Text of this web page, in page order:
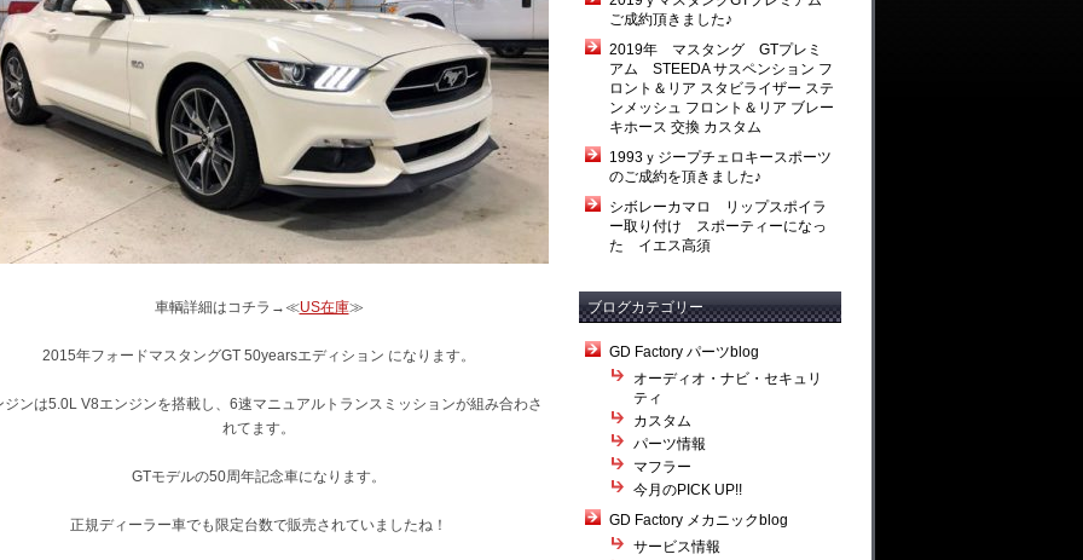
車輌詳細はコチラ→≪US在庫≫
2015年フォードマスタングGT 50yearsエディション になります。
ジンは5.0L V8エンジンを搭載し、6速マニュアルトランスミッションが組み合わさ
れてます。
GTモデルの50周年記念車になります。
正規ディーラー車でも限定台数で販売されていましたね！
ご成約頂きました♪
2019年 マスタング GTプレミ
アム STEEDA サスペンション フ
ロント＆リア スタビライザー ステ
ンメッシュ フロント＆リア ブレー
キホース 交換 カスタム
1993ｙジープチェロキースポーツ
のご成約を頂きました♪
シボレーカマロ リップスポイラ
ー取り付け スポーティーになっ
た イエス高須
ブログカテゴリー
GD Factory パーツblog
オーディオ・ナビ・セキュリ
ティ
カスタム
パーツ情報
マフラー
今月のPICK UP!!
GD Factory メカニックblog
サービス情報